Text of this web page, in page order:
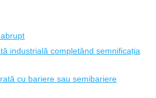
industrială completând semnificația
cu bariere sau semibariere